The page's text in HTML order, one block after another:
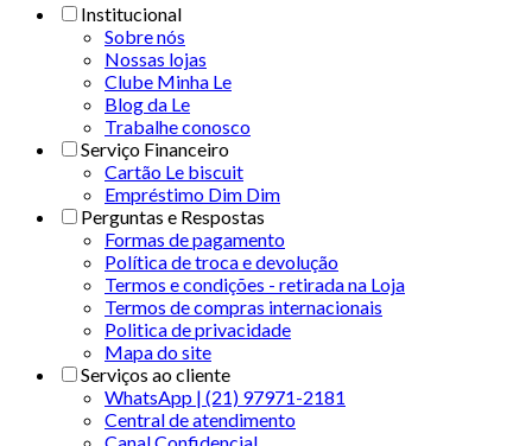
Institucional
Sobre nós
Nossas lojas
Clube Minha Le
Blog da Le
Trabalhe conosco
Serviço Financeiro
Cartão Le biscuit
Empréstimo Dim Dim
Perguntas e Respostas
Formas de pagamento
Política de troca e devolução
Termos e condições - retirada na Loja
Termos de compras internacionais
Politica de privacidade
Mapa do site
Serviços ao cliente
WhatsApp | (21) 97971-2181
Central de atendimento